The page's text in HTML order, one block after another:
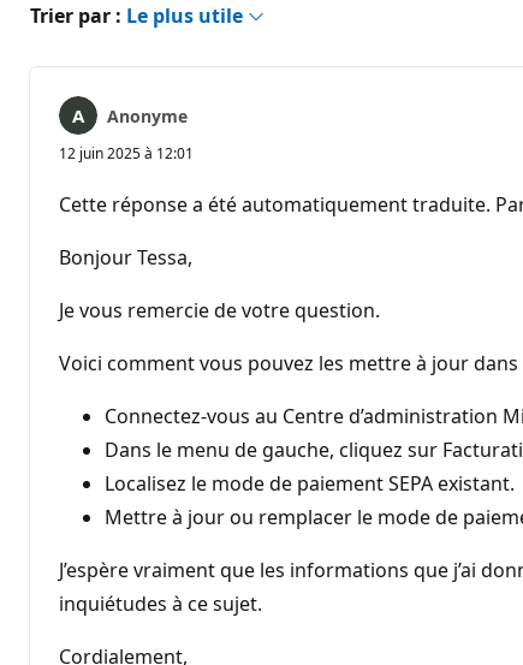
Trier par : Le plus utile
Anonyme
12 juin 2025 à 12:01
Cette réponse a été automatiquement traduite.
Bonjour Tessa,
Je vous remercie de votre question.
Voici comment vous pouvez les mettre à jour
Connectez-vous au Centre d’administration
Dans le menu de gauche, cliquez sur
Localisez le mode de paiement SEPA existant.
Mettre à jour ou remplacer le mode de
J’espère vraiment que les informations que j’ai
inquiétudes à ce sujet.
Cordialement,